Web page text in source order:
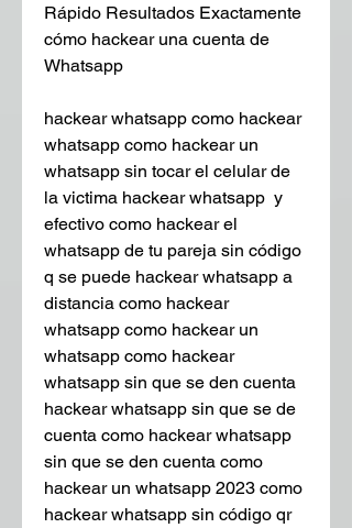
Rápido Resultados Exactamente
cómo hackear una cuenta de
Whatsapp
hackear whatsapp como hackear
whatsapp como hackear un
whatsapp sin tocar el celular de
la victima hackear whatsapp  y
efectivo como hackear el
whatsapp de tu pareja sin código
q se puede hackear whatsapp a
distancia como hackear
whatsapp como hackear un
whatsapp como hackear
whatsapp sin que se den cuenta
hackear whatsapp sin que se de
cuenta como hackear whatsapp
sin que se den cuenta como
hackear un whatsapp 2023 como
hackear whatsapp sin código qr